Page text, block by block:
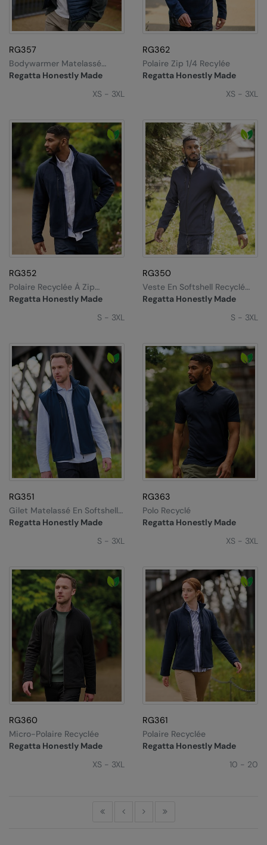
Build Your Brandit
Colortone
Everyday Essentials
Finden & Hales
Flexfit by Yupoong
Front Row
Fruit of the Loom
Gildan
Home & Living
KiMood
Kodak
Kustom Kit
Larkwood
Madeira
MagiCut
Marketing Hub
Nike
Nimbus
Nutshell
OGIO
Onna By Premier
Portman & Pooch
Portwest
Premier
Nike
Onna by Premier
Ralaflex
Russell Collection
Russell
Tombo
RG357
Regatta Honestly Made
Bodywarmer Matelassé
Recyclé
XS - 3XL
RG362
Regatta Honestly Made
Polaire Zip 1/4 Recylée
XS - 3XL
RG352
Regatta Honestly Made
Polaire Recyclée À Zip
Intégral Honestly Made
S - 3XL
RG350
Regatta Honestly Made
Veste En Softshell Recyclé
Honestly Made
S - 3XL
RG351
Regatta Honestly Made
Gilet Matelassé En Softshell
Recyclé Honestly Made
S - 3XL
RG363
Regatta Honestly Made
Polo Recyclé
XS - 3XL
RG360
Regatta Honestly Made
Micro-Polaire Recyclée
XS - 3XL
RG361
Regatta Honestly Made
Polaire Recyclée
10 - 20
First PreviousNext Last